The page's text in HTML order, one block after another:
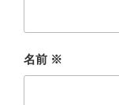
名前 ※